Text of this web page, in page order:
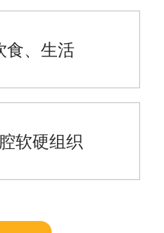
食、生活
软硬组织